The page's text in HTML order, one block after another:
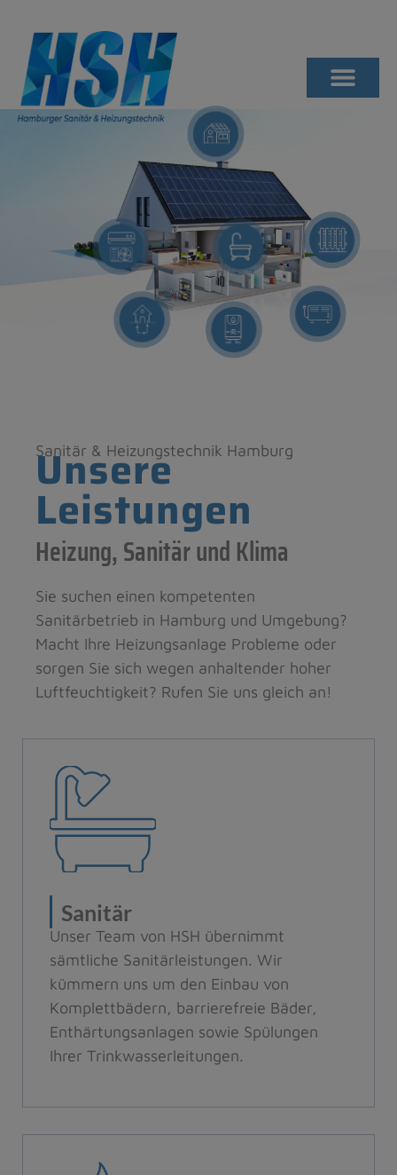
Sanitär & Heizungstechnik Hamburg
Unsere
Leistungen
Heizung, Sanitär und Klima
Sie suchen einen kompetenten
Sanitärbetrieb in Hamburg und Umgebung?
Macht Ihre Heizungsanlage Probleme oder
sorgen Sie sich wegen anhaltender hoher
Luftfeuchtigkeit? Rufen Sie uns gleich an!
Sanitär
Unser Team von HSH übernimmt
sämtliche Sanitärleistungen. Wir
kümmern uns um den Einbau von
Komplettbädern, barrierefreie Bäder,
Enthärtungsanlagen sowie Spülungen
Ihrer Trinkwasserleitungen.